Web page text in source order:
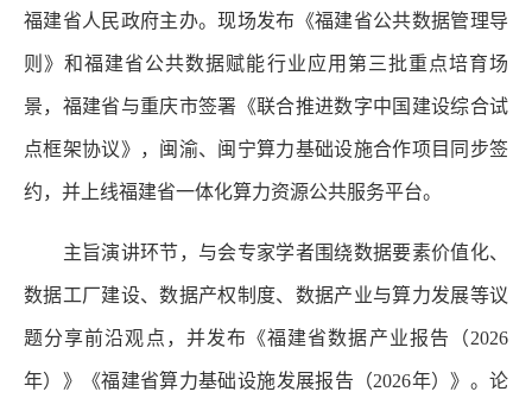
福建省人民政府主办。现场发布《福建省公共数据管理导
则》和福建省公共数据赋能行业应用第三批重点培育场
景，福建省与重庆市签署《联合推进数字中国建设综合试
点框架协议》，闽渝、闽宁算力基础设施合作项目同步签
约，并上线福建省一体化算力资源公共服务平台。
主旨演讲环节，与会专家学者围绕数据要素价值化、
数据工厂建设、数据产权制度、数据产业与算力发展等议
题分享前沿观点，并发布《福建省数据产业报告（2026
年）》《福建省算力基础设施发展报告（2026年）》。论